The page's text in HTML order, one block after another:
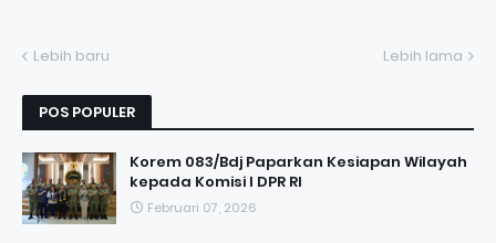
Lebih baru Lebih lama
POS POPULER
Korem 083/Bdj Paparkan Kesiapan Wilayah
kepada Komisi I DPR RI
Februari 07, 2026